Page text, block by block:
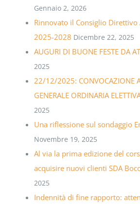
Gennaio 2, 2026
Rinnovato il Consiglio Direttivo
2025-2028 Dicembre 22, 2025
AUGURI DI BUONE FESTE DA
2025
22/12/2025: CONVOCAZIONE
GENERALE ORDINARIA
2025
Una riflessione sul sondaggio
Novembre 19, 2025
Al via la prima edizione del
acquisire nuovi clienti SDA
2025
Indennità di fine rapporto: